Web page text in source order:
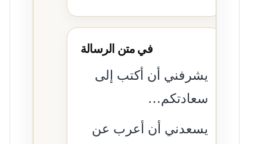
في متن الرسالة
يشرفني أن أكتب إلى
سعادتكم…
يسعدني أن أعرب عن